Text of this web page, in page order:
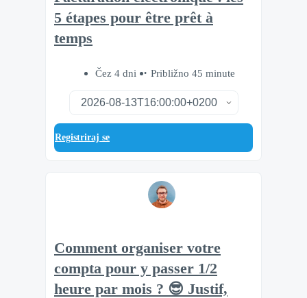
5 étapes pour être prêt à
temps
Čez 4 dni Približno 45 minute
Registriraj se
Comment organiser votre
compta pour y passer 1/2
heure par mois ? 😎 Justif,